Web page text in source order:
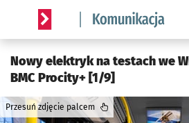
Serwis informacyjny wroclaw.pl
Nowy elektryk na testach we
BMC Procity+ [1/9]
Przesuń zdjęcie palcem